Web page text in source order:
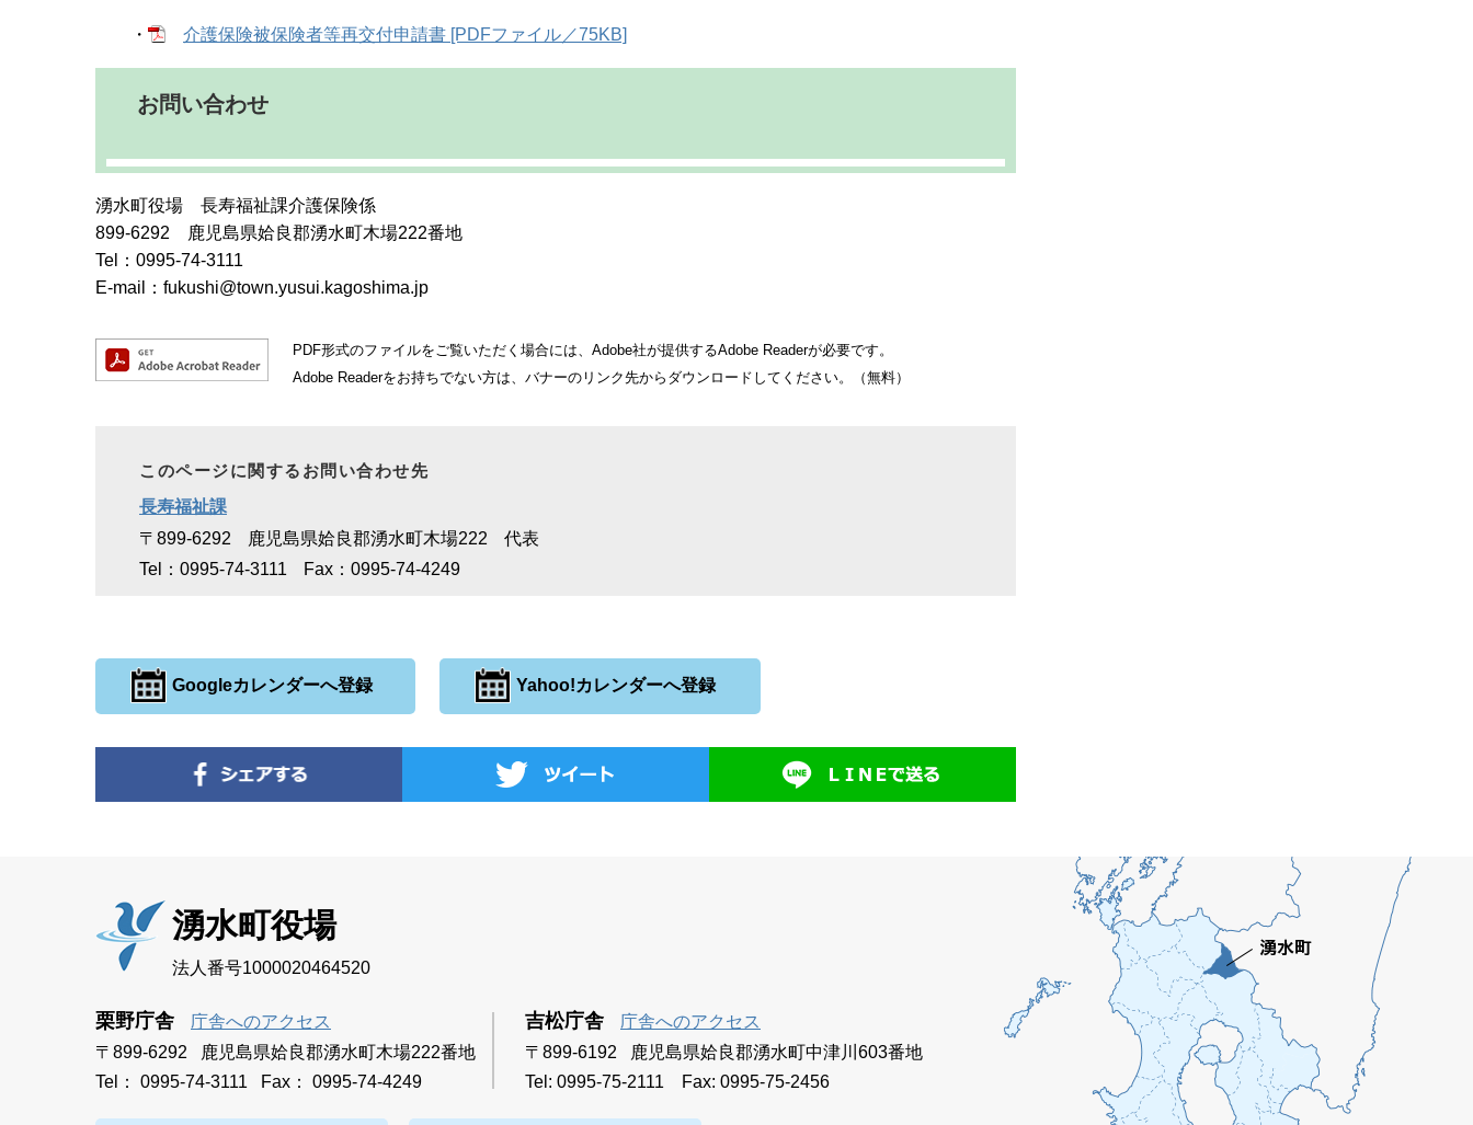
・ 介護保険被保険者等再交付申請書 [PDFファイル／75KB]
お問い合わせ
湧水町役場 長寿福祉課介護保険係
899-6292 鹿児島県姶良郡湧水町木場222番地
Tel：0995-74-3111
E-mail：fukushi@town.yusui.kagoshima.jp
PDF形式のファイルをご覧いただく場合には、Adobe社が提供するAdobe Readerが必要です。
Adobe Readerをお持ちでない方は、バナーのリンク先からダウンロードしてください。（無料）
このページに関するお問い合わせ先
長寿福祉課
〒899-6292
鹿児島県姶良郡湧水町木場222
代表
Tel：0995-74-3111
Fax：0995-74-4249
Googleカレンダーへ登録 Yahoo!カレンダーへ登録
湧水町役場
法人番号1000020464520
栗野庁舎
庁舎へのアクセス
〒899-6292 鹿児島県姶良郡湧水町木場222番地
Tel： 0995-74-3111 Fax： 0995-74-4249
吉松庁舎
庁舎へのアクセス
〒899-6192 鹿児島県姶良郡湧水町中津川603番地
Tel: 0995-75-2111 Fax: 0995-75-2456